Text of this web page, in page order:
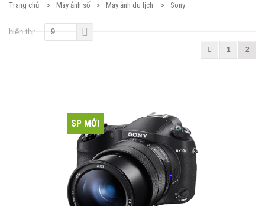
Trang chủ Máy ảnh số Máy ảnh du lịch Sony
1 2
hiển thị: 9
SP MỚI